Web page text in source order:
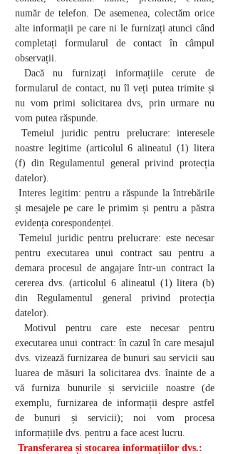
număr de telefon. De asemenea, colectăm orice
alte informații pe care ni le furnizați atunci când
completați formularul de contact în câmpul
observații.
Dacă nu furnizați informațiile cerute de
formularul de contact, nu îl veți putea trimite și
nu vom primi solicitarea dvs, prin urmare nu
vom putea răspunde.
Temeiul juridic pentru prelucrare: interesele
noastre legitime (articolul 6 alineatul (1) litera
(f) din Regulamentul general privind protecția
datelor).
Interes legitim: pentru a răspunde la întrebările
și mesajele pe care le primim și pentru a păstra
evidența corespondenței.
Temeiul juridic pentru prelucrare: este necesar
pentru executarea unui contract sau pentru a
demara procesul de angajare într-un contract la
cererea dvs. (articolul 6 alineatul (1) litera (b)
din Regulamentul general privind protecția
datelor).
Motivul pentru care este necesar pentru
executarea unui contract: în cazul în care mesajul
dvs. vizează furnizarea de bunuri sau servicii sau
luarea de măsuri la solicitarea dvs. înainte de a
vă furniza bunurile și serviciile noastre (de
exemplu, furnizarea de informații despre astfel
de bunuri și servicii); noi vom procesa
informațiile dvs. pentru a face acest lucru.
Transferarea și stocarea informațiilor dvs.: